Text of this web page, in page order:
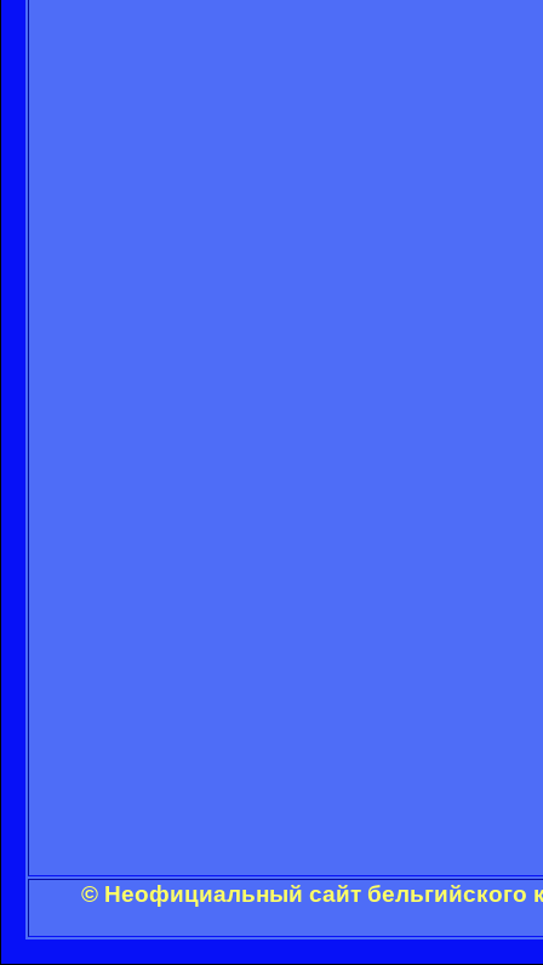
© Неофициальный сайт бельгийского